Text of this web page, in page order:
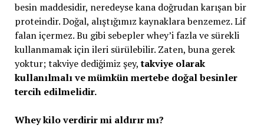
besin maddesidir, neredeyse kana doğrudan karışan bir
proteindir. Doğal, alıştığımız kaynaklara benzemez. Lif
falan içermez. Bu gibi sebepler whey’i fazla ve sürekli
kullanmamak için ileri sürülebilir. Zaten, buna gerek
yoktur; takviye dediğimiz şey,takviye olarak
kullanılmalı ve mümkün mertebe doğal besinler
tercih edilmelidir.
Whey kilo verdirir mi aldırır mı?